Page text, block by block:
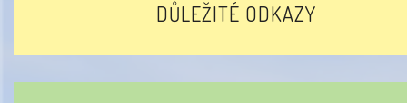
DŮLEŽITÉ ODKAZY